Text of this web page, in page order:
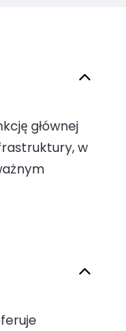
głównej
w